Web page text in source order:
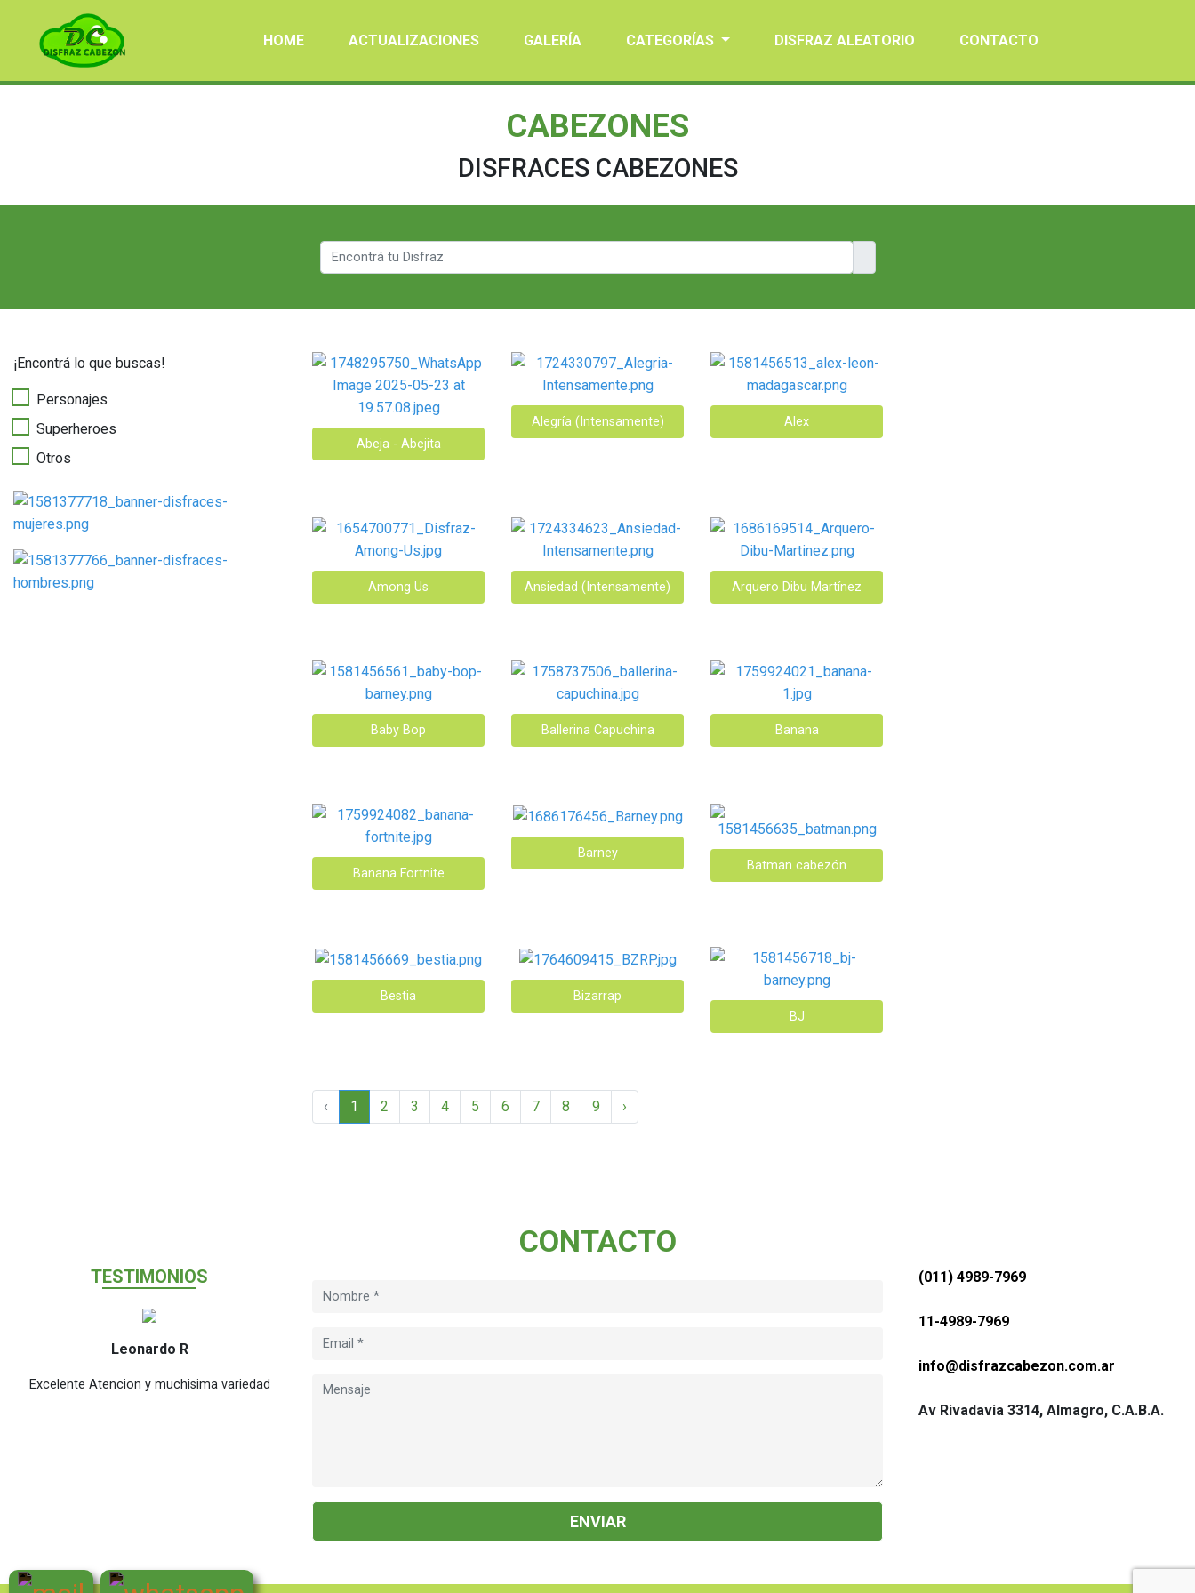
HOME ACTUALIZACIONES GALERÍA CATEGORÍAS DISFRAZ ALEATORIO CONTACTO
CABEZONES
DISFRACES CABEZONES
¡Encontrá lo que buscas!
Personajes
Superheroes
Otros
Abeja - Abejita
Alegría (Intensamente) Alex
Among Us Ansiedad (Intensamente) Arquero Dibu Martínez
Baby Bop Ballerina Capuchina Banana
Banana Fortnite
Barney
Batman cabezón
Bestia
Bizarrap
BJ
‹ 1 2 3 4 5 6 7 8 9 ›
CONTACTO
TESTIMONIOS
Leonardo R
Excelente Atencion y muchisima variedad
Excelente en tiempo y forma, el disfraz tal
cual el
ENVIAR
(011) 4989-7969
11-4989-7969
info@disfrazcabezon.com.ar
Av Rivadavia 3314, Almagro, C.A.B.A.